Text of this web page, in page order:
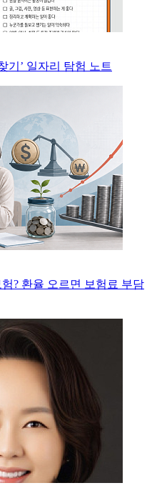
기’ 일자리 탐험 노트
? 환율 오르면 보험료 부담